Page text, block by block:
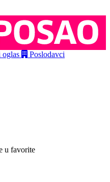
Poslodavci
u favorite